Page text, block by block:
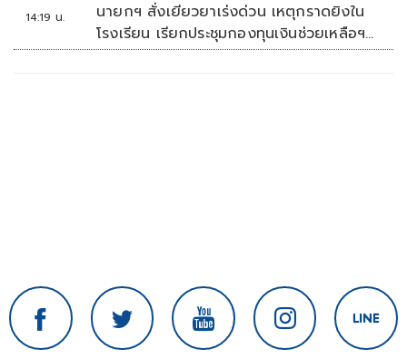
14:19 น.
นายกฯ สั่งเยียวยาเร่งด่วน เหตุกราดยิงใน
โรงเรียน เรียกประชุมกองทุนเงินช่วยเหลือฯ
ทันที